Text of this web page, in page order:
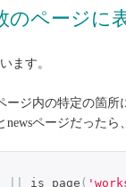
のページ
ます。
ージ内の特定の箇所
ページだったら
is_page (